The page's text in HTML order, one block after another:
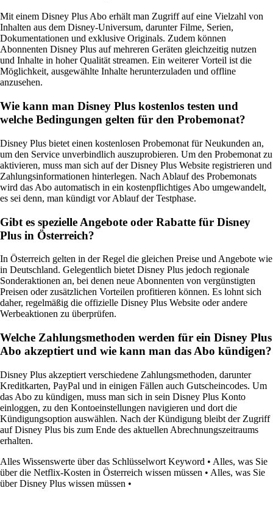
Mit einem Disney Plus Abo erhält man Zugriff auf eine Vielzahl von
Inhalten aus dem Disney-Universum, darunter Filme, Serien,
Dokumentationen und exklusive Originals. Zudem können
Abonnenten Disney Plus auf mehreren Geräten gleichzeitig nutzen
und Inhalte in hoher Qualität streamen. Ein weiterer Vorteil ist die
Möglichkeit, ausgewählte Inhalte herunterzuladen und offline
anzusehen.
Wie kann man Disney Plus kostenlos testen und
welche Bedingungen gelten für den Probemonat?
Disney Plus bietet einen kostenlosen Probemonat für Neukunden an,
um den Service unverbindlich auszuprobieren. Um den Probemonat zu
aktivieren, muss man sich auf der Disney Plus Website registrieren und
Zahlungsinformationen hinterlegen. Nach Ablauf des Probemonats
wird das Abo automatisch in ein kostenpflichtiges Abo umgewandelt,
es sei denn, man kündigt vor Ablauf der Testphase.
Gibt es spezielle Angebote oder Rabatte für Disney
Plus in Österreich?
In Österreich gelten in der Regel die gleichen Preise und Angebote wie
in Deutschland. Gelegentlich bietet Disney Plus jedoch regionale
Sonderaktionen an, bei denen neue Abonnenten von vergünstigten
Preisen oder zusätzlichen Vorteilen profitieren können. Es lohnt sich
daher, regelmäßig die offizielle Disney Plus Website oder andere
Werbeaktionen zu überprüfen.
Welche Zahlungsmethoden werden für ein Disney Plus
Abo akzeptiert und wie kann man das Abo kündigen?
Disney Plus akzeptiert verschiedene Zahlungsmethoden, darunter
Kreditkarten, PayPal und in einigen Fällen auch Gutscheincodes. Um
das Abo zu kündigen, muss man sich in sein Disney Plus Konto
einloggen, zu den Kontoeinstellungen navigieren und dort die
Kündigungsoption auswählen. Nach der Kündigung bleibt der Zugriff
auf Disney Plus bis zum Ende des aktuellen Abrechnungszeitraums
erhalten.
Alles Wissenswerte über das Schlüsselwort Keyword • Alles, was Sie
über die Netflix-Kosten in Österreich wissen müssen • Alles, was Sie
über Disney Plus wissen müssen •